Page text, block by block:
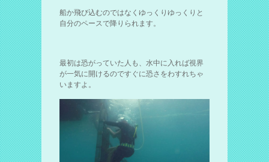
船か飛び込むのではなくゆっくりゆっくりと
自分のペースで降りられます。
最初は恐がっていた人も、水中に入れば視界
が一気に開けるのですぐに恐さをわすれちゃ
いますよ。